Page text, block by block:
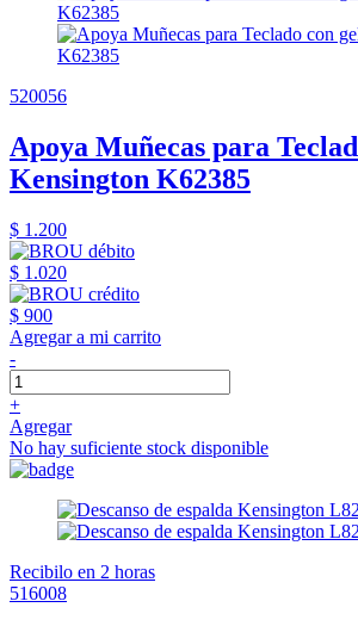
520056
Apoya Muñecas para
Kensington K62385
$ 1.200
$ 1.020
$ 900
Agregar a mi carrito
-
+
Agregar
No hay suficiente stock disponible
Recibilo en 2 horas
516008